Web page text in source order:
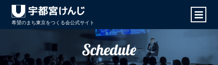
希望のまち東京をつくる会公式サイト
Schedule